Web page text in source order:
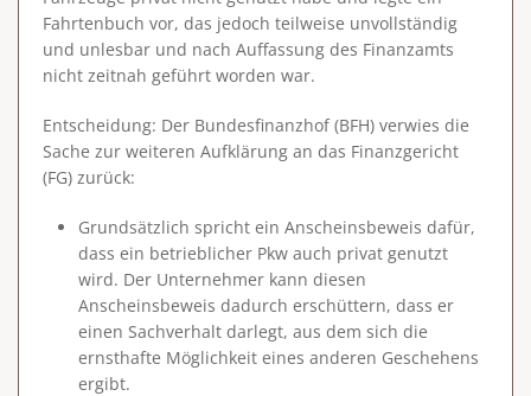
Fahrtenbuch vor, das jedoch teilweise unvollständig
und unlesbar und nach Auffassung des Finanzamts
nicht zeitnah geführt worden war.
Entscheidung: Der Bundesfinanzhof (BFH) verwies die
Sache zur weiteren Aufklärung an das Finanzgericht
(FG) zurück:
Grundsätzlich spricht ein Anscheinsbeweis dafür,
dass ein betrieblicher Pkw auch privat genutzt
wird. Der Unternehmer kann diesen
Anscheinsbeweis dadurch erschüttern, dass er
einen Sachverhalt darlegt, aus dem sich die
ernsthafte Möglichkeit eines anderen Geschehens
ergibt.